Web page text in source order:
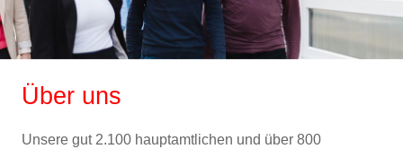
Über uns
Unsere gut 2.100 hauptamtlichen und über 800